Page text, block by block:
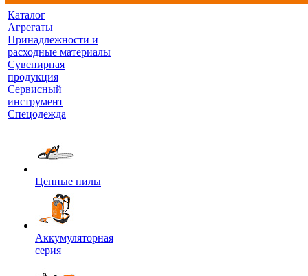
Каталог
Агрегаты
Принадлежности и
расходные материалы
Сувенирная
продукция
Сервисный
инструмент
Спецодежда
Цепные пилы
Аккумуляторная
серия